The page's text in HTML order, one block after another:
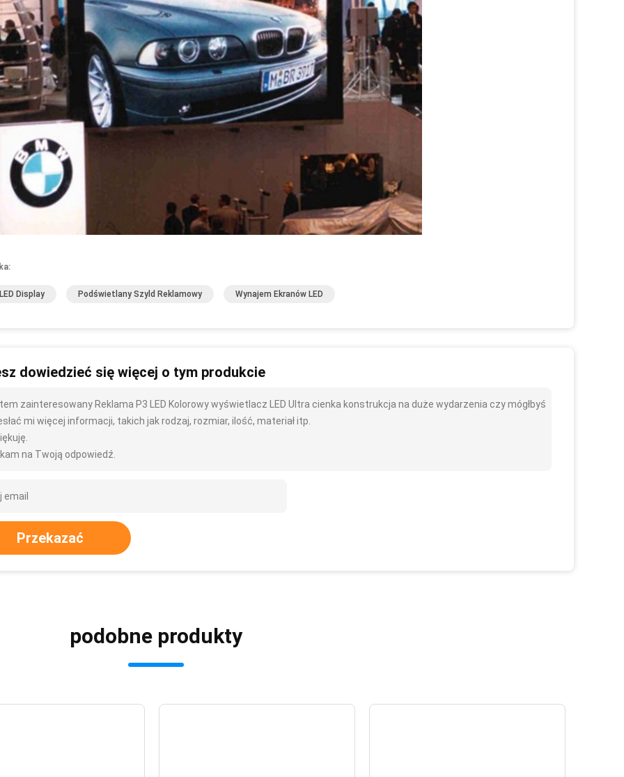
Display Podświetlany Szyld Reklamowy Wynajem Ekranów LED
dowiedzieć się więcej o tym produkcie
zainteresowany Reklama P3 LED Kolorowy wyświetlacz LED Ultra cienka konstrukcja na duże wydarzenia czy mógłbyś
mi więcej informacji, takich jak rodzaj, rozmiar, ilość, materiał itp.
na Twoją odpowiedź.
Przekazać
podobne produkty